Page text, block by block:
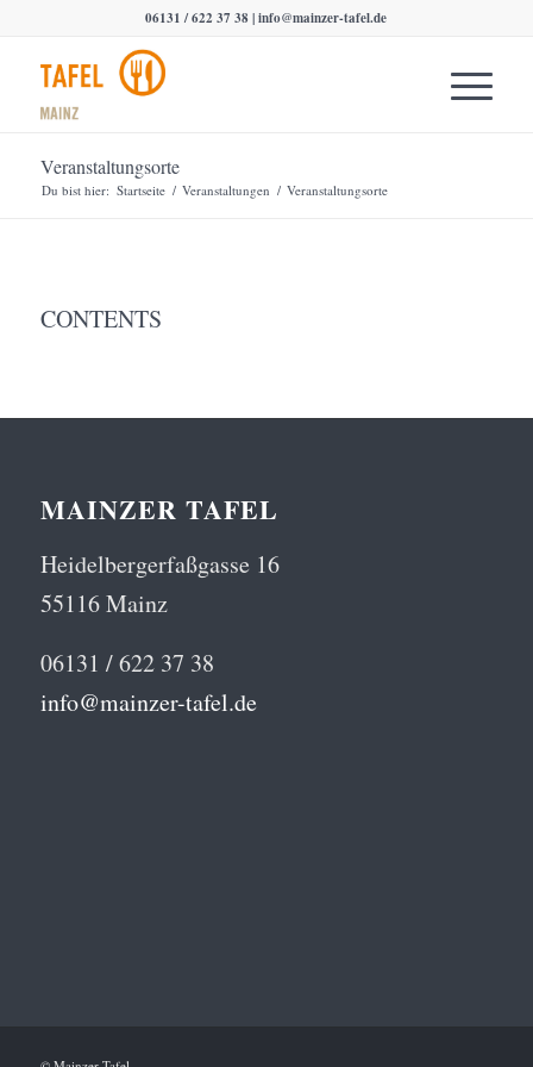
06131 / 622 37 38 |info@mainzer-tafel.de
Veranstaltungsorte
Du bist hier: Startseite / Veranstaltungen / Veranstaltungsorte
CONTENTS
MAINZER TAFEL
Heidelbergerfaßgasse 16
55116 Mainz
06131 / 622 37 38
info@mainzer-tafel.de